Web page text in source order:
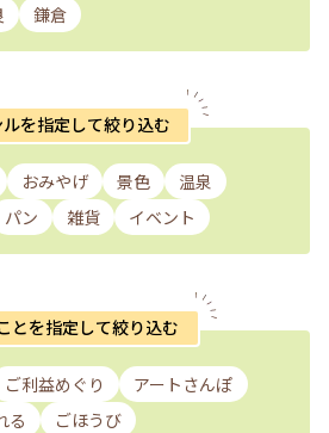
鎌倉
ルを指定して絞り込む
おみやげ 景色
温泉
パン 雑貨 イベント
とを指定して絞り込む
ご利益めぐり
アートさんぽ
る ごほうび